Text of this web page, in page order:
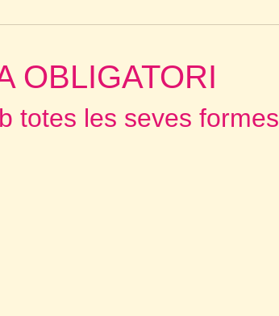
OBLIGATORI
totes les seves formes